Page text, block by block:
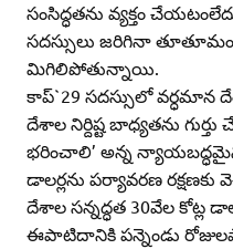
సంసిద్ధతను వ్యక్తం
సదస్సులు జరిగినా
మిగిలిపోతున్నాయి.
కాప్‌`29 సదస్సులో వర్ధమాన
దేశాల నిర్దిష్ట బాధ్యతను
భరించాలి’ అన్న
డాలర్లను పర్యావరణ
దేశాల సన్నద్ధత 30వేల కోట్ల
ఈపాటిదానికి పన్నెండు